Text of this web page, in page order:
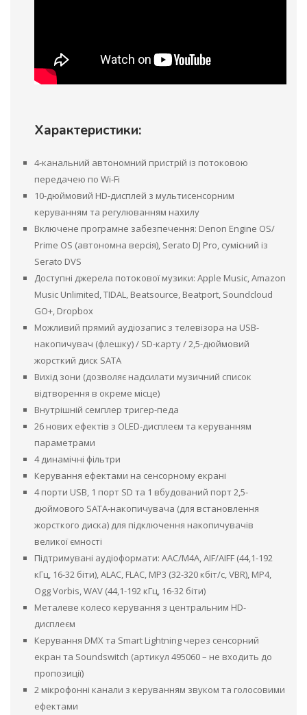
Характеристики:
4-канальний автономний пристрій із потоковою
передачею по Wi-Fi
10-дюймовий HD-дисплей з мультисенсорним
керуванням та регулюванням нахилу
Включене програмне забезпечення: Denon Engine OS/
Prime OS (автономна версія), Serato DJ Pro, сумісний із
Serato DVS
Доступні джерела потокової музики: Apple Music, Amazon
Music Unlimited, TIDAL, Beatsource, Beatport, Soundcloud
GO+, Dropbox
Можливий прямий аудіозапис з телевізора на USB-
накопичувач (флешку) / SD-карту / 2,5-дюймовий
жорсткий диск SATA
Вихід зони (дозволяє надсилати музичний список
відтворення в окреме місце)
Внутрішній семплер тригер-педа
26 нових ефектів з OLED-дисплеєм та керуванням
параметрами
4 динамічні фільтри
Керування ефектами на сенсорному екрані
4 порти USB, 1 порт SD та 1 вбудований порт 2,5-
дюймового SATA-накопичувача (для встановлення
жорсткого диска) для підключення накопичувачів
великої ємності
Підтримувані аудіоформати: AAC/M4A, AIF/AIFF (44,1-192
кГц, 16-32 біти), ALAC, FLAC, MP3 (32-320 кбіт/с, VBR), MP4,
Ogg Vorbis, WAV (44,1-192 кГц, 16-32 біти)
Металеве колесо керування з центральним HD-
дисплеєм
Керування DMX та Smart Lightning через сенсорний
екран та Soundswitch (артикул 495060 – не входить до
пропозиції)
2 мікрофонні канали з керуванням звуком та голосовими
ефектами